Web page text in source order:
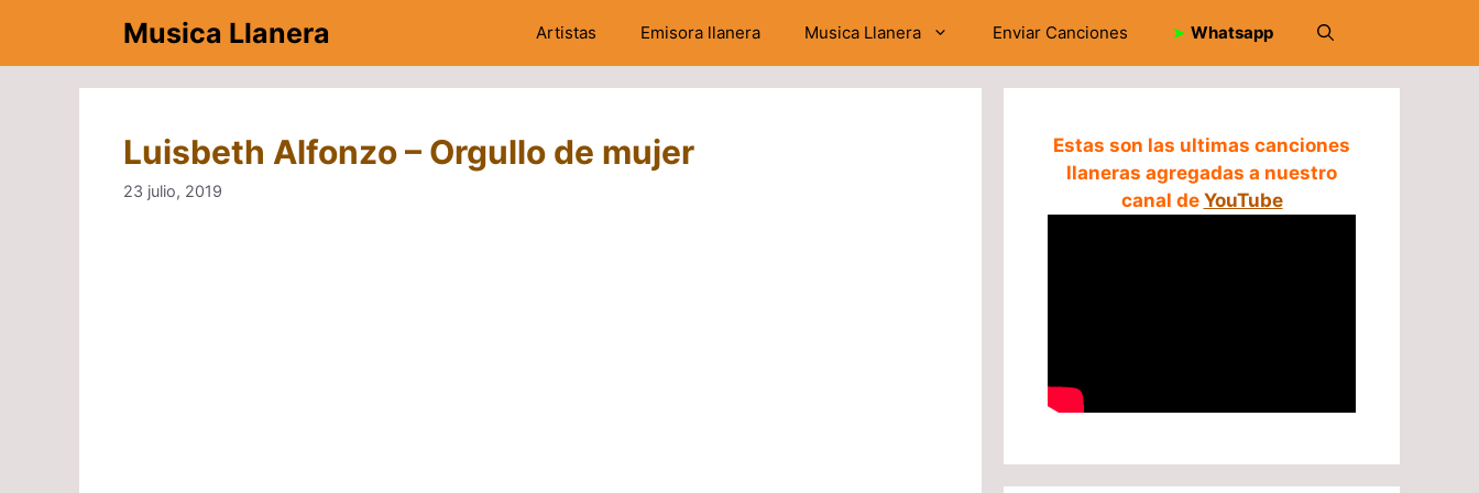
contenido
Musica Llanera Artistas Emisora llanera Musica Llanera Enviar Canciones ➤ Whatsapp
Luisbeth Alfonzo – Orgullo de mujer
23 julio, 2019
Estas son las ultimas canciones
llaneras agregadas a nuestro
canal de YouTube